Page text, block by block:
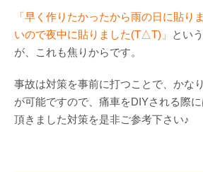
「早く作りたかったから雨の日に貼り
いので夜中に貼りました(T△T)」
とい
が、これも焦りからです。
事故は対策を事前に打つことで、かな
が可能ですので、痛車をDIYされる際
頂きました対策を是非ご参考下さい♪